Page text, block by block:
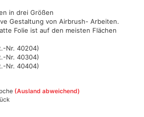
in drei Größen
Gestaltung von Airbrush- Arbeiten.
Folie ist auf den meisten Flächen
Nr. 40204)
Nr. 40304)
Nr. 40404)
(Ausland abweichend)